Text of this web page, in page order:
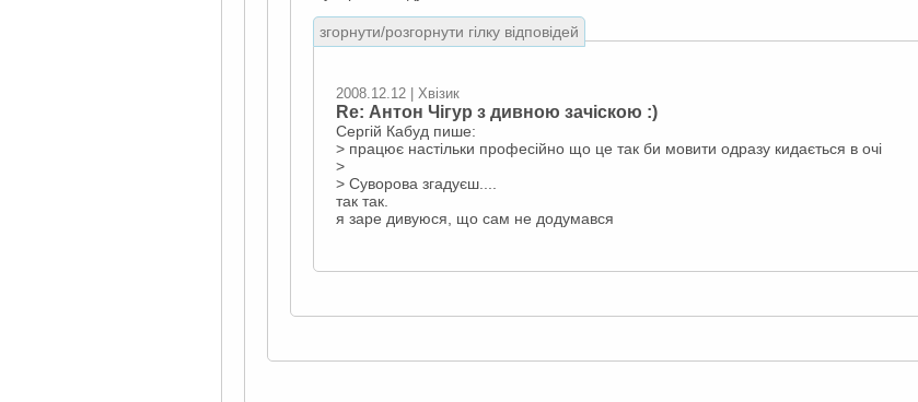
згорнути/розгорнути гілку відповідей
2008.12.12 | Хвізик
Re: Антон Чігур з дивною зачіскою :)
Сергій Кабуд пише:
> працює настільки професійно що це так би мовити одразу кидається в очі
>
> Суворова згадуєш....
так так.
я заре дивуюся, що сам не додумався